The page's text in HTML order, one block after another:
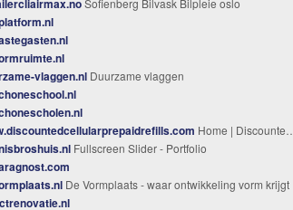
vlaggen.nl Duurzame vlaggen
Home | Discounted Cellular Prepaid Refills
Fullscreen Slider - Portfolio
De Vormplaats - waar ontwikkeling vorm krijgt